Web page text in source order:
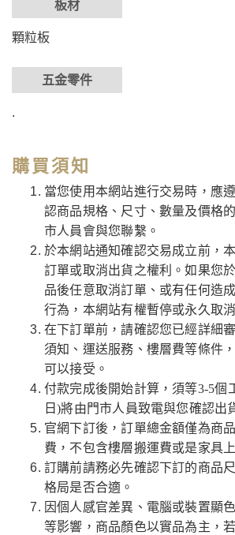
板材
顆粒板
五金零件
.
購買須知
當您使用本網站進行交易時，應
認商品規格、尺寸、數量及價格
市人員會與您聯繫。
於本網站通知確認交易成立前，
訂單或取消出貨之權利。如果您
品後任意取消訂單、或有任何造
行為，本網站有權暫停或永久取
在下訂單前，請確認您已經詳細
須知、運送服務、樓層費等條件
可以接受。
付款完成後開始計算，須等3-5個
日)將由門市人員致電與您確認出
官網下訂後，訂單總金額僅為商
費，不包含樓層搬運費或是家具
訂購前請務必先確認下訂的商品
格局是否合適。
因個人感官差異、電腦或裝置顯
等影響，商品顏色以實品為主，